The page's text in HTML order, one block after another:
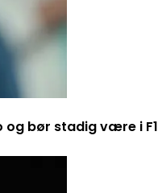
og bør stadig være i F1